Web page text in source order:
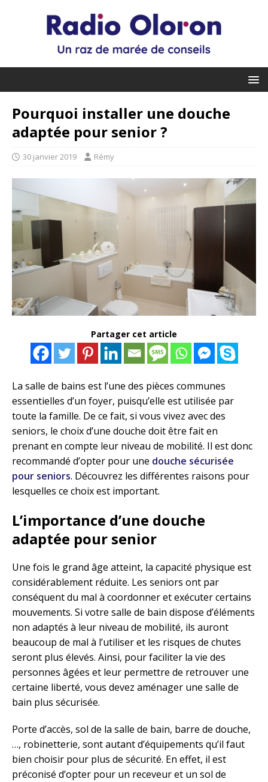
Pourquoi installer une douche
adaptée pour senior ?
30 janvier 2019 Rémy
Partager cet article
La salle de bains est l’une des pièces communes
essentielles d’un foyer, puisqu’elle est utilisée par
toute la famille. De ce fait, si vous vivez avec des
seniors, le choix d’une douche doit être fait en
prenant en compte leur niveau de mobilité. Il est donc
recommandé d’opter pour une douche sécurisée
pour seniors. Découvrez les différentes raisons pour
lesquelles ce choix est important.
L’importance d’une douche
adaptée pour senior
Une fois le grand âge atteint, la capacité physique est
considérablement réduite. Les seniors ont par
conséquent du mal à coordonner et exécuter certains
mouvements. Si votre salle de bain dispose d’éléments
non adaptés à leur niveau de mobilité, ils auront
beaucoup de mal à l’utiliser et les risques de chutes
seront plus élevés. Ainsi, pour faciliter la vie des
personnes âgées et leur permettre de retrouver une
certaine liberté, vous devez aménager une salle de
bain plus sécurisée.
Porte d’accès, sol de la salle de bain, barre de douche,
…, robinetterie, sont autant d’équipements qu’il faut
bien choisir pour plus de sécurité. En effet, il est
préconisé d’opter pour un receveur et un sol de